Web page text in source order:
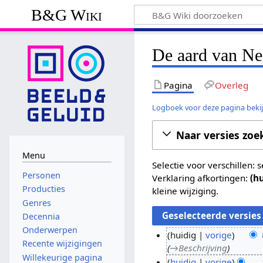
B&G Wiki
De aard van
Pagina Overleg
Logboek voor deze pagina
Naar versies
Selectie voor verschillen:
Verklaring afkortingen:
kleine wijziging.
huidig vorige
→Beschrijving
Menu
Personen
Producties
Genres
Decennia
Onderwerpen
Recente wijzigingen
Willekeurige pagina